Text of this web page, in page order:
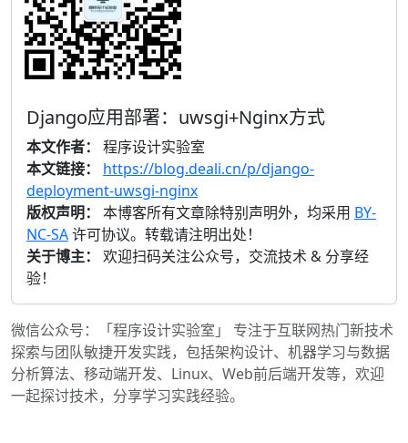
Django应用部署：uwsgi+Nginx方式
本文作者：
程序设计实验室
本文链接：
https://blog.deali.cn/p/django-
deployment-uwsgi-nginx
版权声明：
本博客所有文章除特别声明外，均采用 BY-
NC-SA许可协议。转载请注明出处！
关于博主：
欢迎扫码关注公众号，交流技术 & 分享经
验！
微信公众号：「程序设计实验室」 专注于互联网热门新技术
探索与团队敏捷开发实践，包括架构设计、机器学习与数据
分析算法、移动端开发、Linux、Web前后端开发等，欢迎
一起探讨技术，分享学习实践经验。